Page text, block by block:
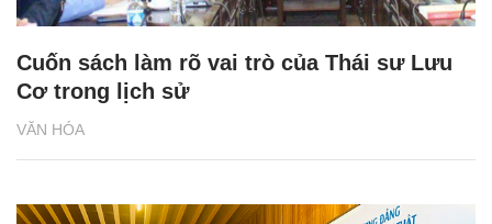
VĂN HÓA
Cuốn sách làm rõ vai trò của Thái sư Lưu
Cơ trong lịch sử